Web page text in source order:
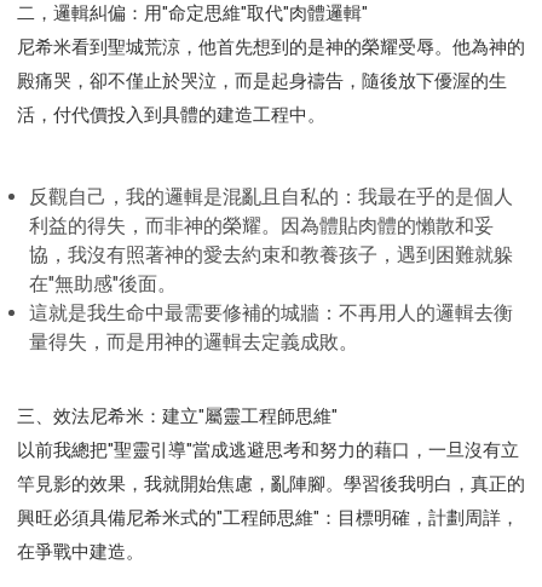
二，邏輯糾偏：用"命定思維"取代"肉體邏輯"
尼希米看到聖城荒涼，他首先想到的是神的榮耀受辱。他為神的
殿痛哭，卻不僅止於哭泣，而是起身禱告，隨後放下優渥的生
活，付代價投入到具體的建造工程中。
反觀自己，我的邏輯是混亂且自私的：我最在乎的是個人
利益的得失，而非神的榮耀。因為體貼肉體的懶散和妥
協，我沒有照著神的愛去約束和教養孩子，遇到困難就躲
在"無助感"後面。
這就是我生命中最需要修補的城牆：不再用人的邏輯去衡
量得失，而是用神的邏輯去定義成敗。
三、效法尼希米：建立"屬靈工程師思維"
以前我總把"聖靈引導"當成逃避思考和努力的藉口，一旦沒有立
竿見影的效果，我就開始焦慮，亂陣腳。學習後我明白，真正的
興旺必須具備尼希米式的"工程師思維"：目標明確，計劃周詳，
在爭戰中建造。